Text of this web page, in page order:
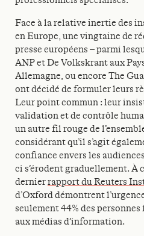
Face à la relative inertie des
en Europe, une vingtaine de
presse européens – parmi
ANP et De Volkskrant aux
Allemagne, ou encore The
ont décidé de formuler leurs
Leur point commun : leur
validation et de contrôle
un autre fil rouge de
considérant qu’il s’agit
confiance envers les
ci s’érodent graduellement. À
dernierrapport du Reuters
d’Oxford démontrent
seulement 44% des
aux médias d’information.